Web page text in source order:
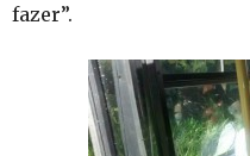
fazer”.